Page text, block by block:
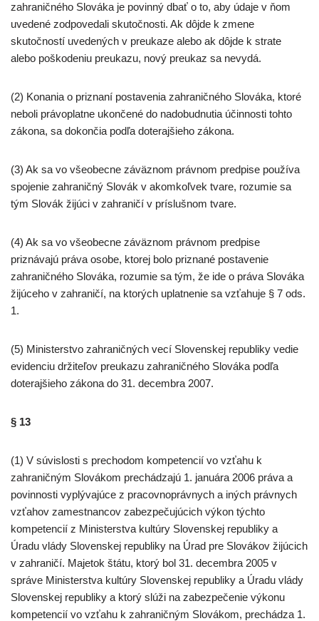
zahraničného Slováka je povinný dbať o to, aby údaje v ňom
uvedené zodpovedali skutočnosti. Ak dôjde k zmene
skutočností uvedených v preukaze alebo ak dôjde k strate
alebo poškodeniu preukazu, nový preukaz sa nevydá.
(2) Konania o priznaní postavenia zahraničného Slováka, ktoré
neboli právoplatne ukončené do nadobudnutia účinnosti tohto
zákona, sa dokončia podľa doterajšieho zákona.
(3) Ak sa vo všeobecne záväznom právnom predpise používa
spojenie zahraničný Slovák v akomkoľvek tvare, rozumie sa
tým Slovák žijúci v zahraničí v príslušnom tvare.
(4) Ak sa vo všeobecne záväznom právnom predpise
priznávajú práva osobe, ktorej bolo priznané postavenie
zahraničného Slováka, rozumie sa tým, že ide o práva Slováka
žijúceho v zahraničí, na ktorých uplatnenie sa vzťahuje § 7 ods.
1.
(5) Ministerstvo zahraničných vecí Slovenskej republiky vedie
evidenciu držiteľov preukazu zahraničného Slováka podľa
doterajšieho zákona do 31. decembra 2007.
§ 13
(1) V súvislosti s prechodom kompetencií vo vzťahu k
zahraničným Slovákom prechádzajú 1. januára 2006 práva a
povinnosti vyplývajúce z pracovnoprávnych a iných právnych
vzťahov zamestnancov zabezpečujúcich výkon týchto
kompetencií z Ministerstva kultúry Slovenskej republiky a
Úradu vlády Slovenskej republiky na Úrad pre Slovákov žijúcich
v zahraničí. Majetok štátu, ktorý bol 31. decembra 2005 v
správe Ministerstva kultúry Slovenskej republiky a Úradu vlády
Slovenskej republiky a ktorý slúži na zabezpečenie výkonu
kompetencií vo vzťahu k zahraničným Slovákom, prechádza 1.